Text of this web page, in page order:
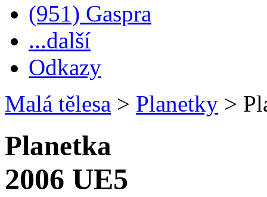
(951) Gaspra
...další
Odkazy
Malá tělesa > Planetky >
Planetka
2006 UE5